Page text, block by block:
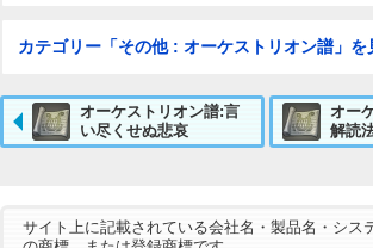
カテゴリー「その他 : オーケストリオン譜」を
オーケストリオン譜:言
い尽くせぬ悲哀
オー
解読
サイト上に記載されている会社名・製品名・シス